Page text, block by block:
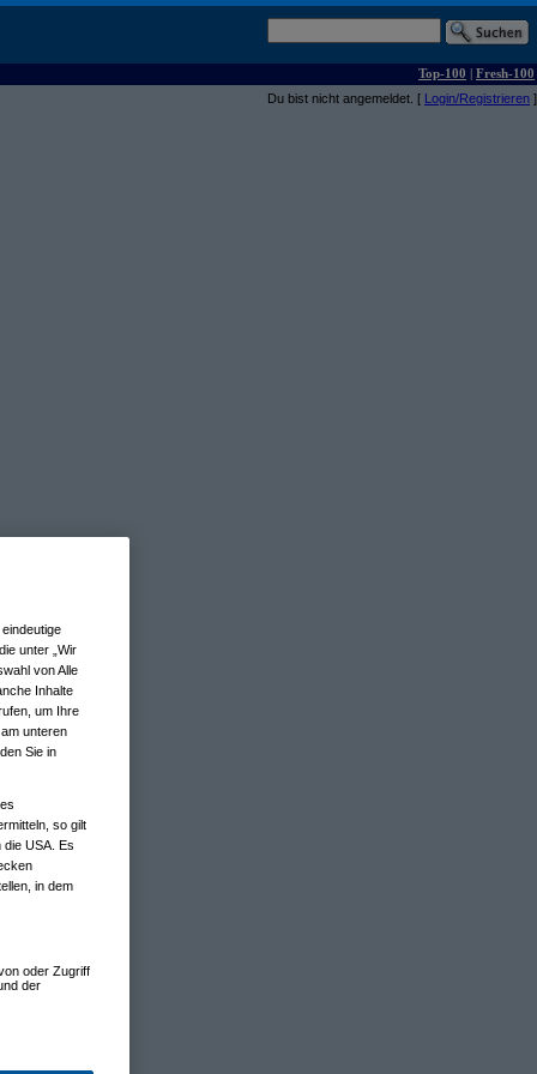
Top-100 | Fresh-100
Du bist nicht angemeldet. [ Login/Registrieren ]
unter „Wir
von Alle
Inhalte
um Ihre
unteren
Sie in
so gilt
die USA. Es
in dem
oder Zugriff
der